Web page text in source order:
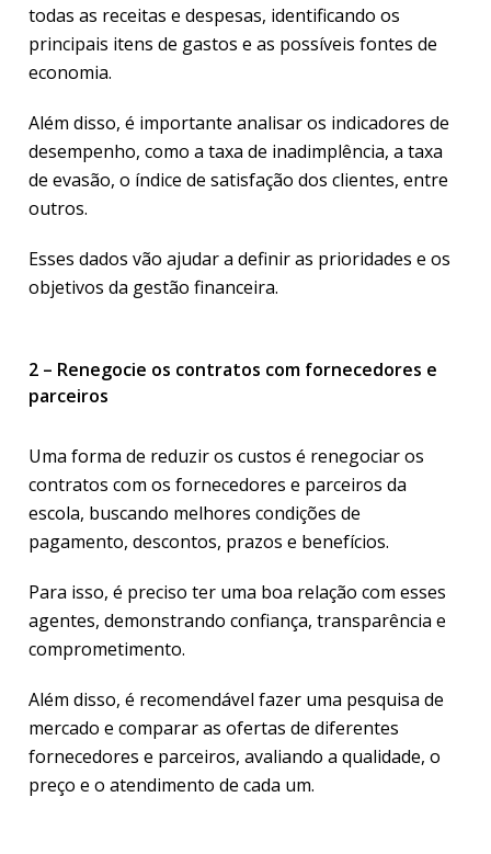
todas as receitas e despesas, identificando os
principais itens de gastos e as possíveis fontes de
economia.
Além disso, é importante analisar os indicadores de
desempenho, como a taxa de inadimplência, a taxa
de evasão, o índice de satisfação dos clientes, entre
outros.
Esses dados vão ajudar a definir as prioridades e os
objetivos da gestão financeira.
2 – Renegocie os contratos com fornecedores e
parceiros
Uma forma de reduzir os custos é renegociar os
contratos com os fornecedores e parceiros da
escola, buscando melhores condições de
pagamento, descontos, prazos e benefícios.
Para isso, é preciso ter uma boa relação com esses
agentes, demonstrando confiança, transparência e
comprometimento.
Além disso, é recomendável fazer uma pesquisa de
mercado e comparar as ofertas de diferentes
fornecedores e parceiros, avaliando a qualidade, o
preço e o atendimento de cada um.